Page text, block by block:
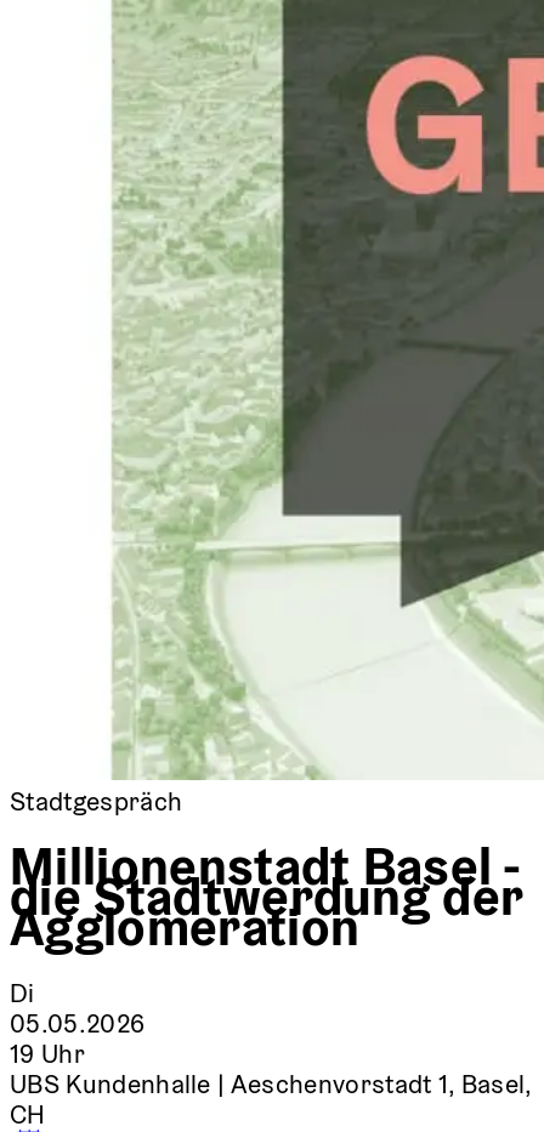
Stadtgespräch
Millionenstadt Basel -
die Stadtwerdung der
Agglomeration
Di
05.05.2026
19 Uhr
UBS Kundenhalle | Aeschenvorstadt 1, Basel,
CH